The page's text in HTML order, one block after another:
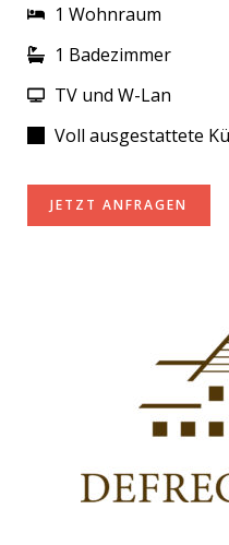
1 Wohnraum
1 Badezimmer
TV und W-Lan
Voll ausgestattete
JETZT ANFRAGEN